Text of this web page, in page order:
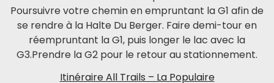
Poursuivre votre chemin en empruntant la G1 afin de
se rendre à la Halte Du Berger. Faire demi-tour en
réempruntant la G1, puis longer le lac avec la
G3.Prendre la G2 pour le retour au stationnement.
Itinéraire All Trails – La Populaire